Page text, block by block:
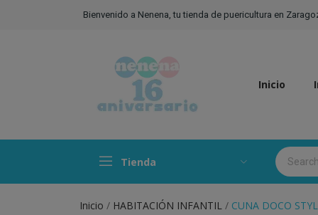
Bienvenido a Nenena, tu tienda de puericultura en
Inicio
Tienda
Inicio HABITACIÓN INFANTIL CUNA DOCO